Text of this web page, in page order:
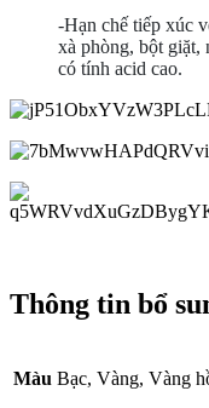
-Hạn chế tiếp xúc
xà phòng, bột giặt,
có tính acid cao.
Thông tin bổ
Màu Bạc, Vàng, Vàng